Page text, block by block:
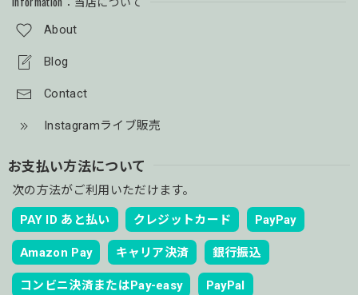
About
Blog
Contact
Instagramライブ販売
お支払い方法について
次の方法がご利用いただけます。
PAY ID あと払い クレジットカード PayPay
Amazon Pay キャリア決済 銀行振込
コンビニ決済またはPay-easy PayPal